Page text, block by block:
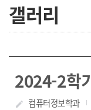
갤러리
2024-2학
작성자
create 컴퓨터정보학과